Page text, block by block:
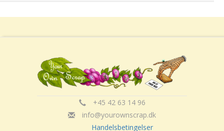
+45 42 63 14 96
info@yourownscrap.dk
Handelsbetingelser